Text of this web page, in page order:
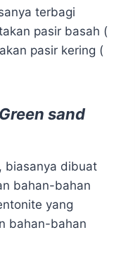
terbagi
pasir basah (
pasir kering (
Green sand
biasanya dibuat
bahan-bahan
yang
bahan-bahan